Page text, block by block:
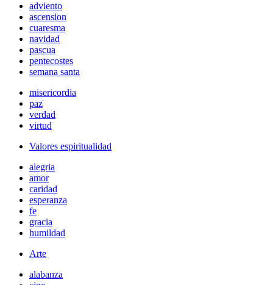
adviento
ascension
cuaresma
navidad
pascua
pentecostes
semana santa
misericordia
paz
verdad
virtud
Valores espiritualidad
alegria
amor
caridad
esperanza
fe
gracia
humildad
Arte
alabanza